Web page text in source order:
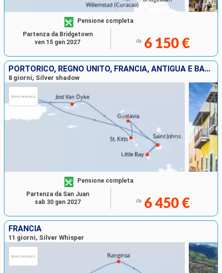
Pensione completa
da 6 150 €
Partenza da Bridgetown
ven 15 gen 2027
PORTORICO, REGNO UNITO, FRANCIA, ANTIGUA E BARBUDA, JOST VAN DYKE
8 giorni, Silver shadow
Pensione completa
da 6 450 €
Partenza da San Juan
sab 30 gen 2027
FRANCIA
11 giorni, Silver Whisper